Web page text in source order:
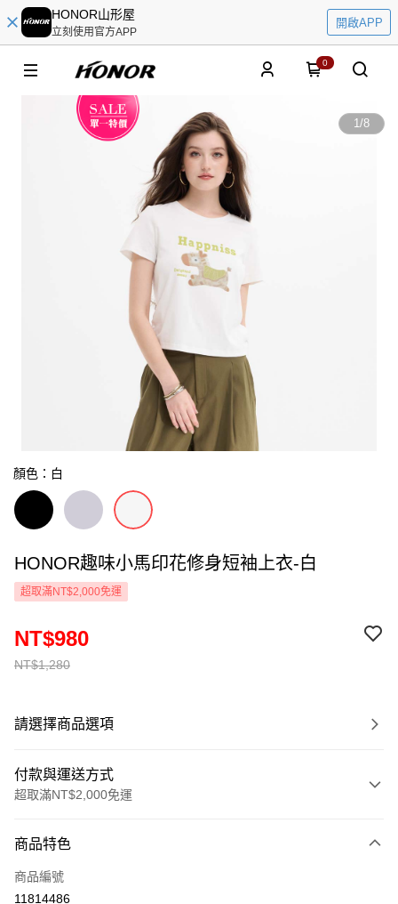
HONOR山形屋
立刻使用官方APP
開啟APP
0
1/8
顏色：白
HONOR趣味小馬印花修身短袖上衣-白
超取滿NT$2,000免運
NT$1,280
NT$980
請選擇商品選項
付款與運送方式
超取滿NT$2,000免運
信用卡一次付款
超商取貨付款
商品特色
商品編號
11814486